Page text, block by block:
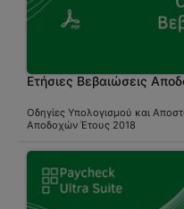
Ετήσιες Βεβαιώσεις
Οδηγίες Υπολογισμού και
Αποδοχών Έτους 2018